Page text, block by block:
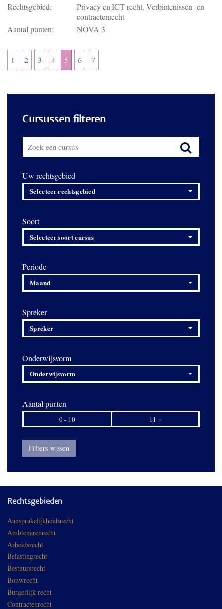
Rechtsgebied:
Privacy en ICT recht, Verbintenissen- en
contractenrecht
Aantal punten:
NOVA 3
1 2 3 4 5 6 7
Cursussen filteren
Uw rechtsgebied
Selecteer rechtsgebied
Soort
Selecteer soort cursus
Periode
Maand
Spreker
Spreker
Onderwijsvorm
Onderwijsvorm
Aantal punten
0 - 10 11 +
Filters wissen
Rechtsgebieden
Aansprakelijkheidsrecht
Ambtenarenrecht
Arbeidsrecht
Belastingrecht
Bestuursrecht
Bouwrecht
Burgerlijk recht
Contractenrecht